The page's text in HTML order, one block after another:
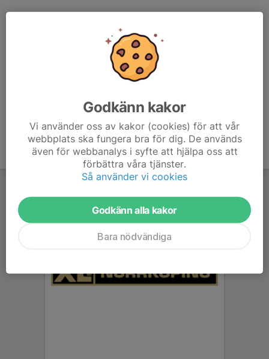
Godkänn kakor
Vi använder oss av kakor (cookies) för att vår
webbplats ska fungera bra för dig. De används
även för webbanalys i syfte att hjälpa oss att
förbättra våra tjänster.
Så använder vi cookies
Godkänn alla kakor
Bara nödvändiga